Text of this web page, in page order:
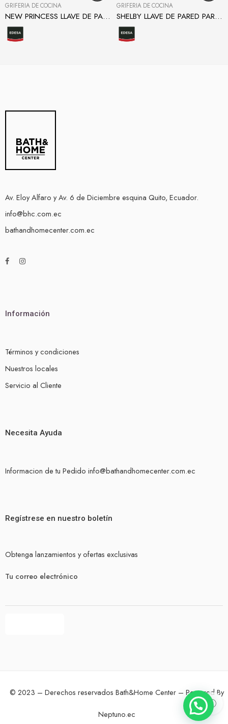
GRIFERÍA DE COCINA
NEW PRINCESS LLAVE DE PARED PLUS PARA COCINA
GRIFERÍA DE COCINA
SHELBY LLAVE DE PARED PARA COCINA
Av. Eloy Alfaro y Av. 6 de Diciembre esquina Quito, Ecuador.
info@bhc.com.ec
bathandhomecenter.com.ec
Información
Términos y condiciones
Nuestros locales
Servicio al Cliente
Necesita Ayuda
Informacion de tu Pedido info@bathandhomecenter.com.ec
Regístrese en nuestro boletín
Obtenga lanzamientos y ofertas exclusivas
Tu correo electrónico
© 2023 – Derechos reservados Bath&Home Center – Powered By
Neptuno.ec